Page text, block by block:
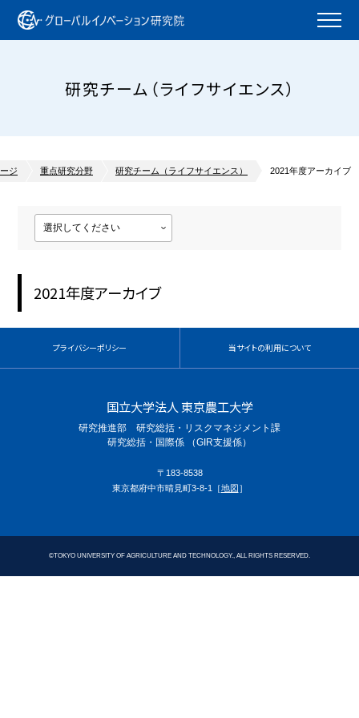
研究チーム（ライフサイエンス）
ジ 重点研究分野 研究チーム（ライフサイエンス） 2021年度アーカイブ
2021年度アーカイブ
プライバシーポリシー 当サイトの利用について
国立大学法人 東京農工大学
研究推進部 研究総括・リスクマネジメント課
研究総括・国際係 （GIR支援係）
〒183-8538
東京都府中市晴見町3-8-1［地図］
©TOKYO UNIVERSITY OF AGRICULTURE AND TECHNOLOGY., ALL RIGHTS RESERVED.